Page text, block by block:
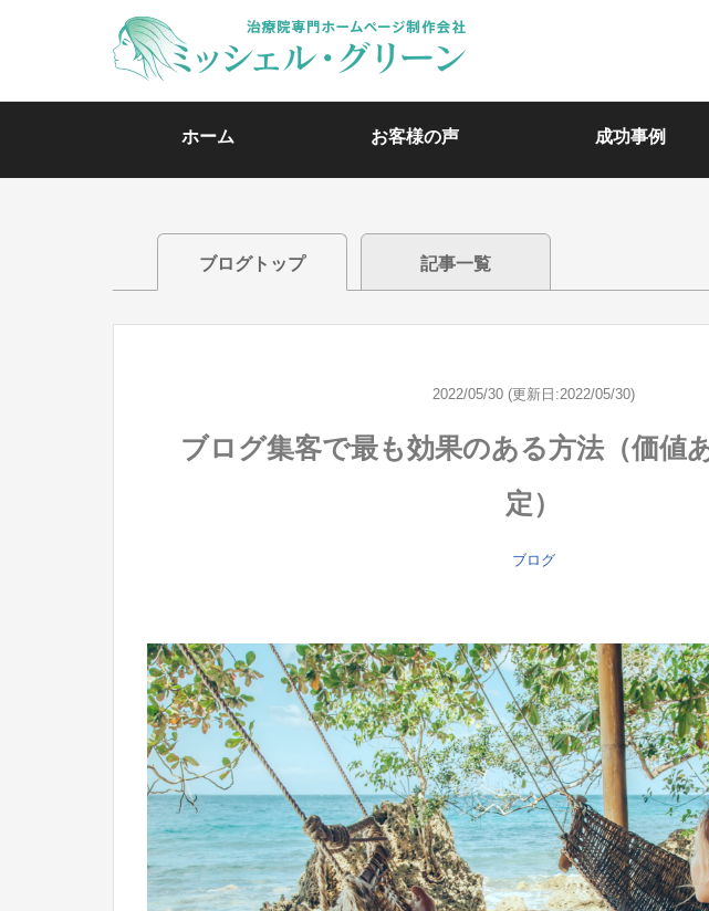
ホーム お客様の声 成功事例
ブログトップ 記事一覧
2022/05/30 (更新日:2022/05/30)
ブログ集客で最も効果のある方法（価値
定）
ブログ